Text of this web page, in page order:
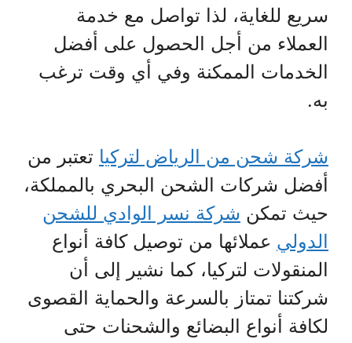
سريع للغاية، لذا تواصل مع خدمة
العملاء من أجل الحصول على أفضل
الخدمات الممكنة وفي أي وقت ترغب
به.
شركة شحن من الرياض لتركيا تعتبر من
أفضل شركات الشحن البحري بالمملكة،
حيث تمكن شركة نسر الوادي للشحن
الدولي عملائها من توصيل كافة أنواع
المنقولات لتركيا، كما نشير إلى أن
شركتنا تمتاز بالسرعة والحماية القصوى
لكافة أنواع البضائع والشحنات حتى